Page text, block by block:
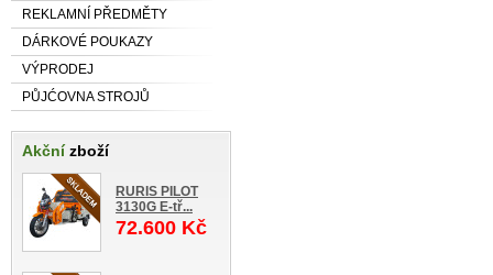
REKLAMNÍ PŘEDMĚTY
DÁRKOVÉ POUKAZY
VÝPRODEJ
PŮJĆOVNA STROJŮ
Akčnízboží
RURIS PILOT
3130G E-tř...
72.600 Kč